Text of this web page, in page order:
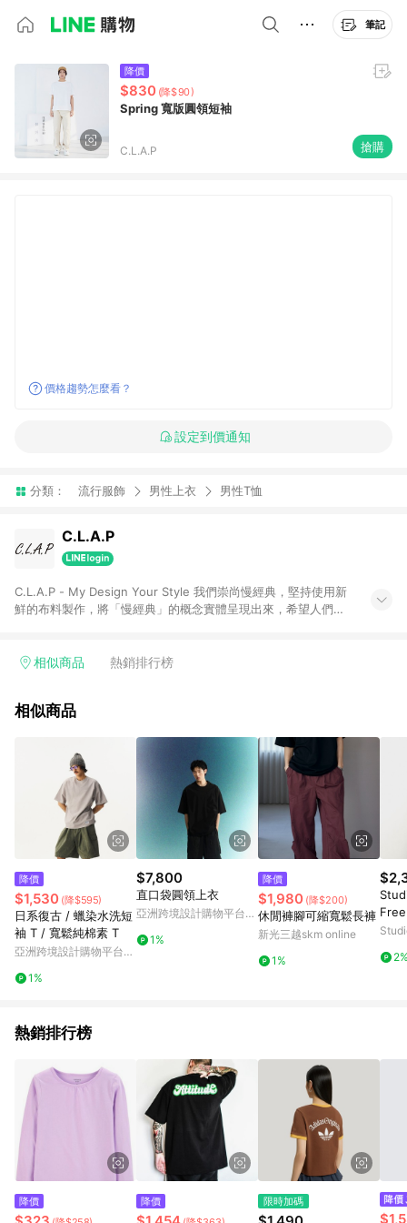
筆記
降價
$830 (降$90)
Spring 寬版圓領短袖
C.L.A.P 搶購
價格趨勢怎麼看？
設定到價通知
分類： 流行服飾 男性上衣 男性T恤
C.L.A.P
C.L.A.P - My Design Your Style 我們崇尚慢經典，堅持使用新
鮮的布料製作，將「慢經典」的概念實體呈現出來，希望人們能
為我們不想「做好」衣服就好，而是想持續做「好衣服」。我們
費，並在同一瀏覽器於24小時內成功下訂成立訂單，方可享有
無退換貨產生，由Line 平台陸續發送給符合資格之消費者。 3.
Line Points 使用方法將依照Line 官方規定執行。
相似商品 熱銷排行榜
相似商品
降價
$1,530 (降$595)
日系復古 / 蠟染水洗短
袖 T / 寬鬆純棉素 T
亞洲跨境設計購物平台
1%
$7,800
直口袋圓領上衣
亞洲跨境設計購物平台
1%
降價
$1,980 (降$200)
休閒褲腳可縮寬鬆長褲
新光三越skm online
1%
熱銷排行榜
降價 降價 限時加碼